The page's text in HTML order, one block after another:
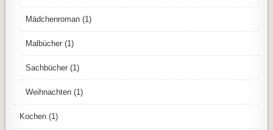
Mädchenroman (1)
Malbücher (1)
Sachbücher (1)
Weihnachten (1)
Kochen (1)